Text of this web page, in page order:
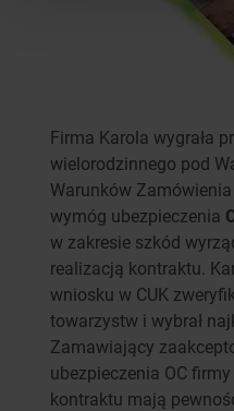
Firma Karola wygrała
wielorodzinnego pod
Warunków
wymóg ubezpieczenia
w zakresie szkód
realizacją kontraktu.
wniosku w CUK
towarzystw i wybrał
Zamawiający
ubezpieczenia OC
kontraktu mają